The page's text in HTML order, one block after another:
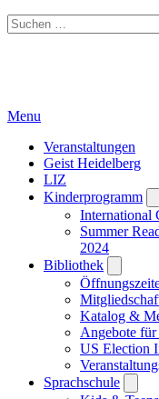
Suchen
nach:
Menu
Veranstaltungen
Geist Heidelberg
LIZ
Kinderprogramm
International
Summer
2024
Bibliothek
Katalog &
Angebote für
US Election
Sprachschule